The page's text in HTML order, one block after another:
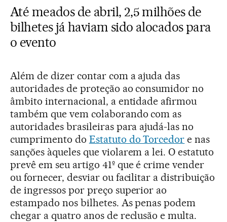
Até meados de abril, 2,5 milhões de
bilhetes já haviam sido alocados para
o evento
Além de dizer contar com a ajuda das
autoridades de proteção ao consumidor no
âmbito internacional, a entidade afirmou
também que vem colaborando com as
autoridades brasileiras para ajudá-las no
cumprimento do Estatuto do Torcedor e nas
sanções àqueles que violarem a lei. O estatuto
prevê em seu artigo 41º que é crime vender
ou fornecer, desviar ou facilitar a distribuição
de ingressos por preço superior ao
estampado nos bilhetes. As penas podem
chegar a quatro anos de reclusão e multa.